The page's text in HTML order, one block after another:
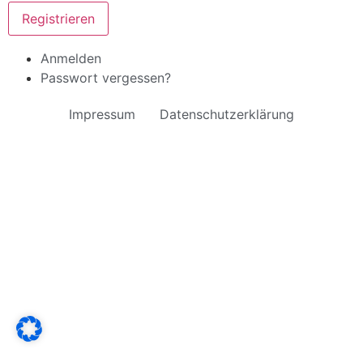
Registrieren
Anmelden
Passwort vergessen?
Impressum Datenschutzerklärung